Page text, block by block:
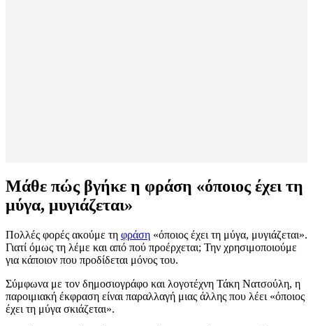
Μάθε πώς βγήκε η φράση «όποιος έχει τη
μύγα, μυγιάζεται»
Πολλές φορές ακούμε τη φράση «όποιος έχει τη μύγα, μυγιάζεται».
Γιατί όμως τη λέμε και από πού προέρχεται; Την χρησιμοποιούμε
για κάποιον που προδίδεται μόνος του.
Σύμφωνα με τον δημοσιογράφο και λογοτέχνη Τάκη Νατσούλη, η
παροιμιακή έκφραση είναι παραλλαγή μιας άλλης που λέει «όποιος
έχει τη μύγα σκιάζεται».